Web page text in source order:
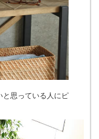
と思っている人にピ